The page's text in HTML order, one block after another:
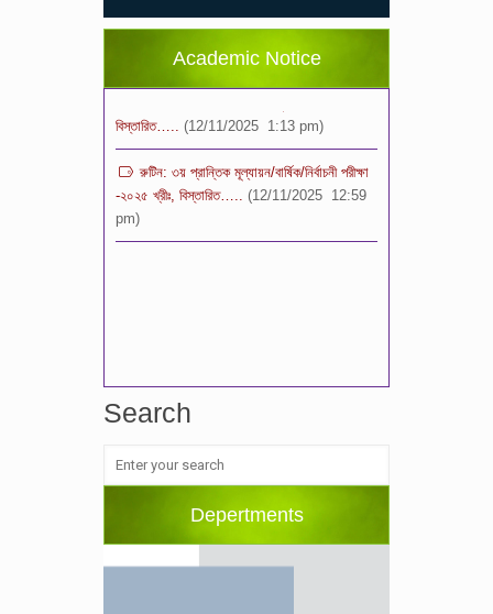
Academic Notice
(11/12/2025 2:38 pm)
রুটিন: ৩য় প্রান্তিক মূল্যায়ন/বার্ষিক/নির্বাচনী পরীক্ষা
-২০২৫ খ্রীঃ, বিস্তারিত….. (12/11/2025 12:59
pm)
Search
Depertments